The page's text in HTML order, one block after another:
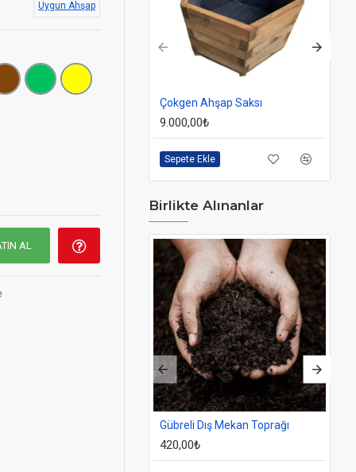
Uygun Ahşap
AL
Çokgen Ahşap Saksı
9.000,00₺
Sepete Ekle
Birlikte Alınanlar
Gübreli Dış Mekan Toprağı
420,00₺